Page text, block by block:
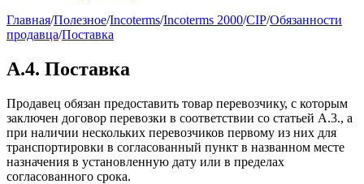
Главная/Полезное/Incoterms/Incoterms 2000/CIP/Обязанности
продавца/Поставка
A.4. Поставка
Продавец обязан предоставить товар перевозчику, с которым
заключен договор перевозки в соответствии со статьей А.3., а
при наличии нескольких перевозчиков первому из них для
транспортировки в согласованный пункт в названном месте
назначения в установленную дату или в пределах
согласованного срока.